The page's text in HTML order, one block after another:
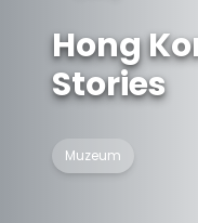
Hong
Stories
Muzeum